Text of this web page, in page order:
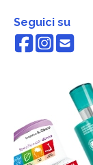
Seguici su